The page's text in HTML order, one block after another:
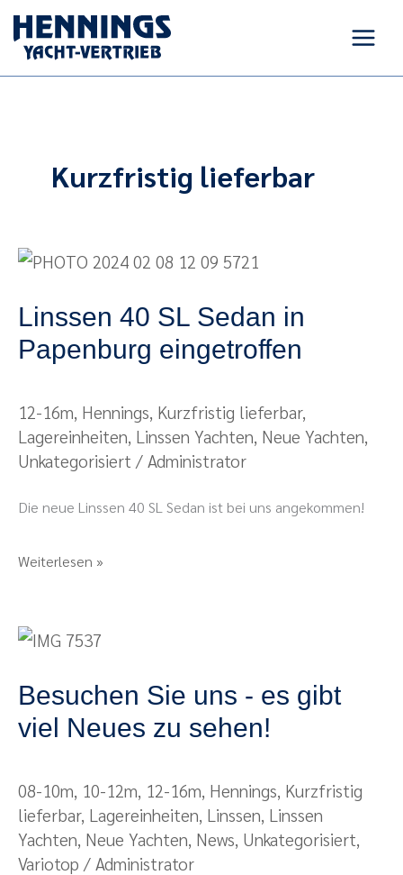
Zum
Inhalt
springen
Kurzfristig lieferbar
Linssen 40 SL Sedan in
Papenburg eingetroffen
12-16m Hennings Kurzfristig lieferbar,
Lagereinheiten Linssen Yachten Neue Yachten
Unkategorisiert / Administrator
Die neue Linssen 40 SL Sedan ist bei uns angekommen!
Linssen
SL
Sedan
eingetroffen
Weiterlesen »
Besuchen Sie uns - es gibt
viel Neues zu sehen!
08-10m, 10-12m, 12-16m, Hennings, Kurzfristig
lieferbar, Lagereinheiten, Linssen, Linssen
Yachten, Neue Yachten, News, Unkategorisiert,
Variotop / Administrator
Besuchen
uns
viel
Neues
zu